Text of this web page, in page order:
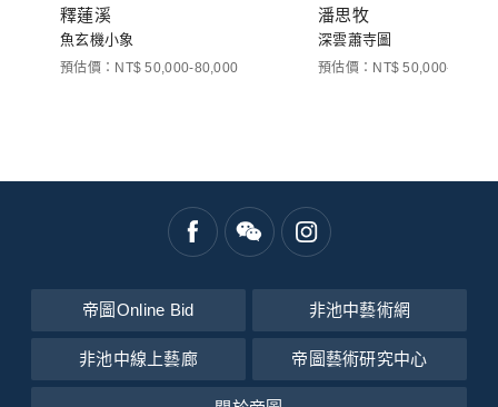
釋蓮溪
魚玄機小象
預估價：NT$ 50,000-80,000
潘思牧
深雲蕭寺圖
預估價：NT$ 50,000-80,000
帝圖Online Bid 非池中藝術網
非池中線上藝廊 帝圖藝術研究中心